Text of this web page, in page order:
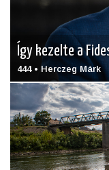
Így kezelte a
444 • Herczeg Márk